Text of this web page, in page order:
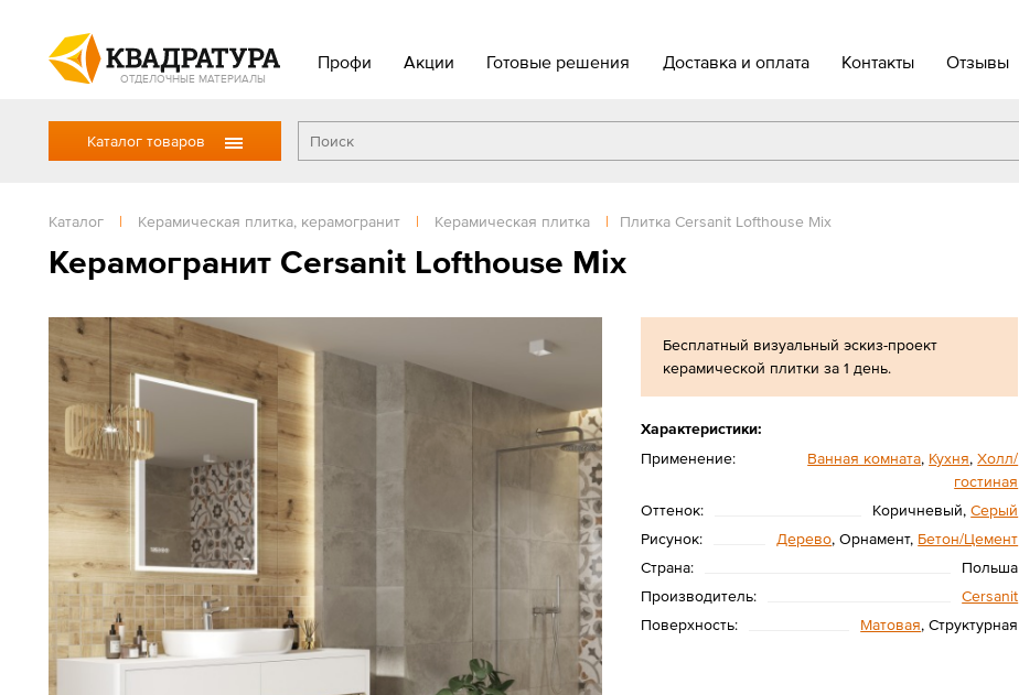
ОТДЕЛОЧНЫЕ МАТЕРИАЛЫ
Профи Акции Готовые решения Доставка и оплата Контакты Отзывы
Каталог товаров
Каталог | Керамическая плитка, керамогранит | Керамическая плитка | Плитка Cersanit Lofthouse Mix
Керамогранит Cersanit Lofthouse Mix
Бесплатный визуальный эскиз-проект
керамической плитки за 1 день.
Характеристики:
Применение:
Ванная комната, Кухня,Холл/
гостиная
Оттенок:
Коричневый,Серый
Рисунок:
Дерево, Орнамент, Бетон/Цемент
Страна:
Польша
Производитель:
Cersanit
Поверхность:
Матовая, Структурная